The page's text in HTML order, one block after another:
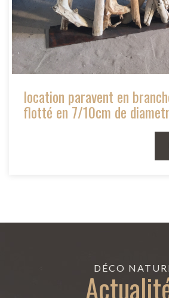
location paravent en
flotté en 7/10cm de
DÉCO